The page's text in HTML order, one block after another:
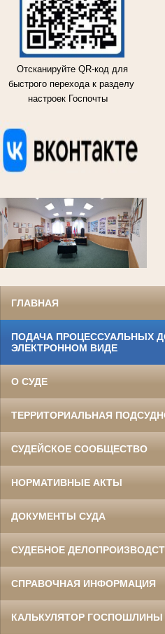
Отсканируйте QR-код для
быстрого перехода к разделу
настроек Госпочты
ГЛАВНАЯ
ПОДАЧА ПРОЦЕССУАЛЬНЫХ
ЭЛЕКТРОННОМ ВИДЕ
О СУДЕ
ТЕРРИТОРИАЛЬНАЯ
СУДЕЙСКОЕ СООБЩЕСТВО
НОРМАТИВНЫЕ АКТЫ
ДОКУМЕНТЫ СУДА
СУДЕБНОЕ
СПРАВОЧНАЯ ИНФОРМАЦИЯ
КАЛЬКУЛЯТОР ГОСПОШЛИНЫ